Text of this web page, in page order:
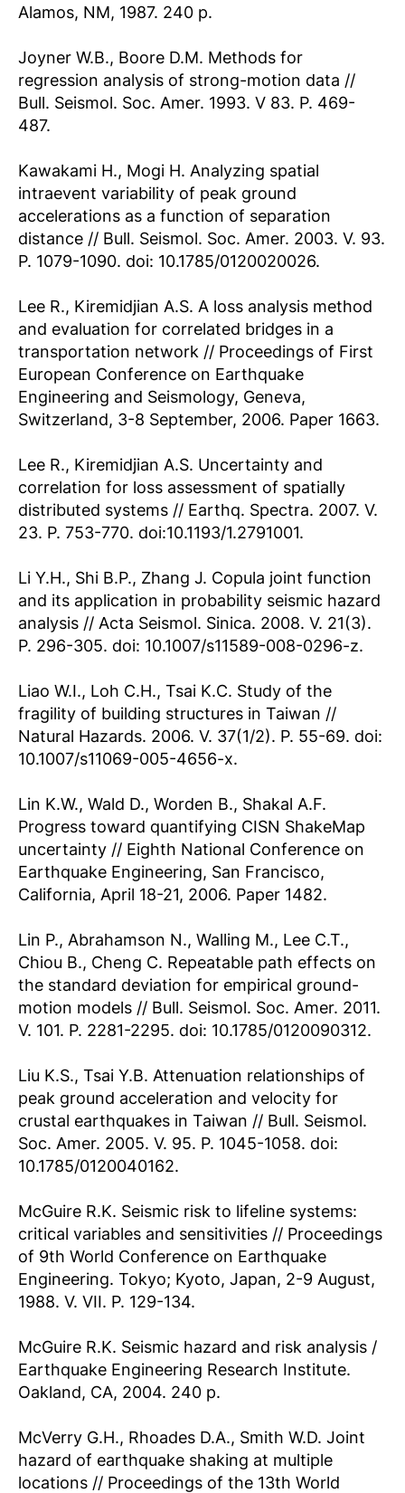
Alamos, NM, 1987. 240 p.
Joyner W.B., Boore D.M. Methods for
regression analysis of strong-motion data //
Bull. Seismol. Soc. Amer. 1993. V 83. P. 469-
487.
Kawakami H., Mogi H. Analyzing spatial
intraevent variability of peak ground
accelerations as a function of separation
distance // Bull. Seismol. Soc. Amer. 2003. V. 93.
P. 1079-1090. doi: 10.1785/0120020026.
Lee R., Kiremidjian A.S. A loss analysis method
and evaluation for correlated bridges in a
transportation network // Proceedings of First
European Conference on Earthquake
Engineering and Seismology, Geneva,
Switzerland, 3-8 September, 2006. Paper 1663.
Lee R., Kiremidjian A.S. Uncertainty and
correlation for loss assessment of spatially
distributed systems // Earthq. Spectra. 2007. V.
23. P. 753-770. doi:10.1193/1.2791001.
Li Y.H., Shi B.P., Zhang J. Copula joint function
and its application in probability seismic hazard
analysis // Acta Seismol. Sinica. 2008. V. 21(3).
P. 296-305. doi: 10.1007/s11589-008-0296-z.
Liao W.I., Loh C.H., Tsai K.C. Study of the
fragility of building structures in Taiwan //
Natural Hazards. 2006. V. 37(1/2). P. 55-69. doi:
10.1007/s11069-005-4656-x.
Lin K.W., Wald D., Worden B., Shakal A.F.
Progress toward quantifying CISN ShakeMap
uncertainty // Eighth National Conference on
Earthquake Engineering, San Francisco,
California, April 18-21, 2006. Paper 1482.
Lin P., Abrahamson N., Walling M., Lee C.T.,
Chiou B., Cheng C. Repeatable path effects on
the standard deviation for empirical ground-
motion models // Bull. Seismol. Soc. Amer. 2011.
V. 101. P. 2281-2295. doi: 10.1785/0120090312.
Liu K.S., Tsai Y.B. Attenuation relationships of
peak ground acceleration and velocity for
crustal earthquakes in Taiwan // Bull. Seismol.
Soc. Amer. 2005. V. 95. P. 1045-1058. doi:
10.1785/0120040162.
McGuire R.K. Seismic risk to lifeline systems:
critical variables and sensitivities // Proceedings
of 9th World Conference on Earthquake
Engineering. Tokyo; Kyoto, Japan, 2-9 August,
1988. V. VII. Р. 129-134.
McGuire R.K. Seismic hazard and risk analysis /
Earthquake Engineering Research Institute.
Oakland, CA, 2004. 240 p.
McVerry G.H., Rhoades D.A., Smith W.D. Joint
hazard of earthquake shaking at multiple
locations // Proceedings of the 13th World